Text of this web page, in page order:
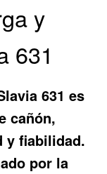
y
631
631 es
cañón,
y fiabilidad.
por la